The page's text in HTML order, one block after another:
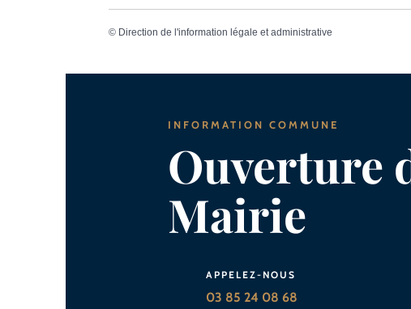
© Direction de l'information légale et administrative
INFORMATION COMMUNE
Ouverture
Mairie
APPELEZ-NOUS
03 85 24 08 68